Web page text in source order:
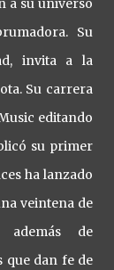
a su universo
Su
invita a la
Su carrera
editando
su primer
ha lanzado
veintena de
además de
que dan fe de